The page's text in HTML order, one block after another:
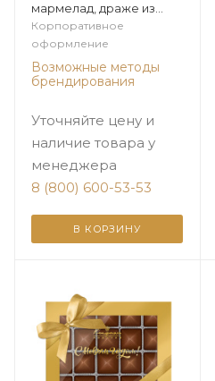
мармелад, драже из
коллекции Золото зимы
Корпоративное
оформление
Возможные методы
брендирования
Уточняйте цену и
наличие товара у
менеджера
8 (800) 600-53-53
В КОРЗИНУ